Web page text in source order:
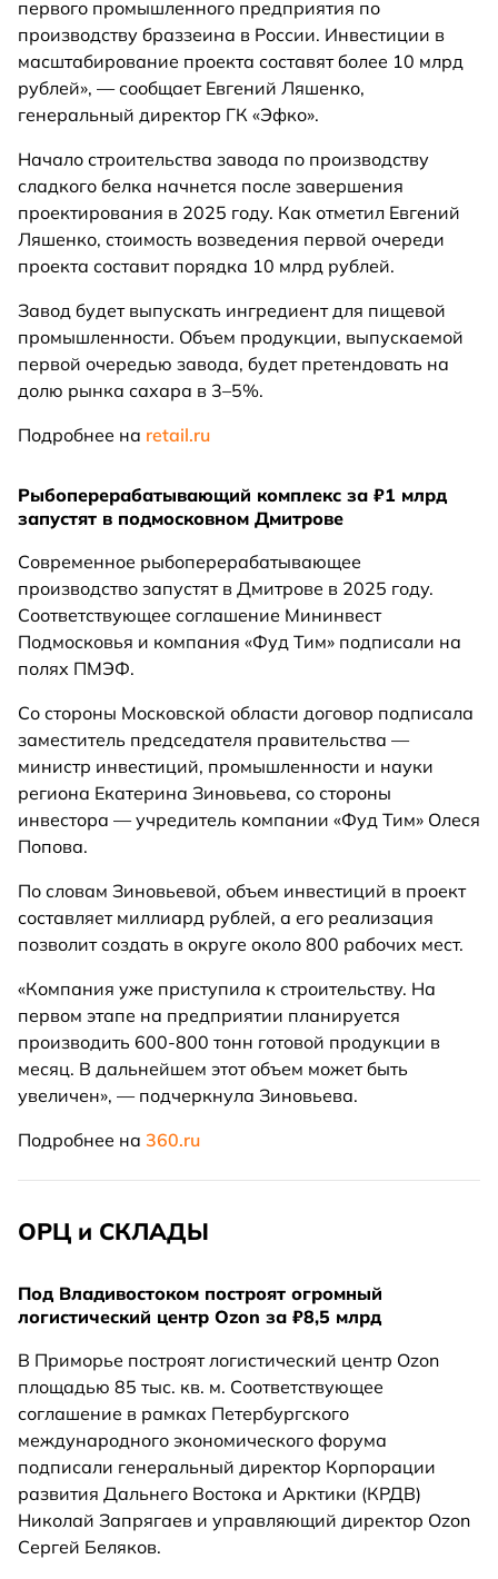
первого промышленного предприятия по
производству браззеина в России. Инвестиции в
масштабирование проекта составят более 10 млрд
рублей», — сообщает Евгений Ляшенко,
генеральный директор ГК «Эфко».
Начало строительства завода по производству
сладкого белка начнется после завершения
проектирования в 2025 году. Как отметил Евгений
Ляшенко, стоимость возведения первой очереди
проекта составит порядка 10 млрд рублей.
Завод будет выпускать ингредиент для пищевой
промышленности. Объем продукции, выпускаемой
первой очередью завода, будет претендовать на
долю рынка сахара в 3–5%.
Подробнее на retail.ru
Рыбоперерабатывающий комплекс за ₽1 млрд
запустят в подмосковном Дмитрове
Современное рыбоперерабатывающее
производство запустят в Дмитрове в 2025 году.
Соответствующее соглашение Мининвест
Подмосковья и компания «Фуд Тим» подписали на
полях ПМЭФ.
Со стороны Московской области договор подписала
заместитель председателя правительства —
министр инвестиций, промышленности и науки
региона Екатерина Зиновьева, со стороны
инвестора — учредитель компании «Фуд Тим» Олеся
Попова.
По словам Зиновьевой, объем инвестиций в проект
составляет миллиард рублей, а его реализация
позволит создать в округе около 800 рабочих мест.
«Компания уже приступила к строительству. На
первом этапе на предприятии планируется
производить 600-800 тонн готовой продукции в
месяц. В дальнейшем этот объем может быть
увеличен», — подчеркнула Зиновьева.
Подробнее на 360.ru
ОРЦ и СКЛАДЫ
Под Владивостоком построят огромный
логистический центр Ozon за ₽8,5 млрд
В Приморье построят логистический центр Ozon
площадью 85 тыс. кв. м. Соответствующее
соглашение в рамках Петербургского
международного экономического форума
подписали генеральный директор Корпорации
развития Дальнего Востока и Арктики (КРДВ)
Николай Запрягаев и управляющий директор Ozon
Сергей Беляков.